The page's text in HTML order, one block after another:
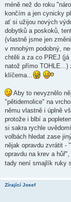
méně než do roku
končím a jen cynicky
ať si užijou nových
dobytků a poskoků,
(vlastně jsme jen
v mnohým podobný,
chtěli a za co PREJ
natož přímo
klíčema...
Aby to nevyznělo
"pětidemolice" na
němu vlastně i úplně
protože i blbí a
si sakra rychle
volbách hledat zase
nějak opravdu zvrátit -
opravdu na krev a
tady není smajlík ruky
Zírající Josef